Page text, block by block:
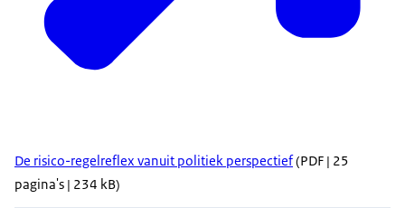
De risico-regelreflex vanuit politiek perspectief(PDF | 25
pagina's | 234 kB)